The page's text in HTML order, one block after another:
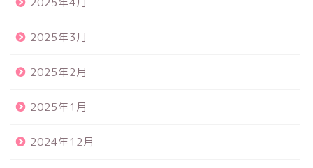
2025年3月
2025年2月
2025年1月
2024年12月